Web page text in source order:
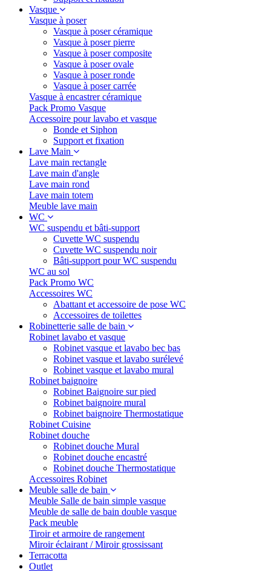
Vasque
Vasque à poser
Vasque à poser céramique
Vasque à poser pierre
Vasque à poser composite
Vasque à poser ovale
Vasque à poser ronde
Vasque à poser carrée
Vasque à encastrer céramique
Pack Promo Vasque
Accessoire pour lavabo et vasque
Bonde et Siphon
Support et fixation
Lave Main
Lave main rectangle
Lave main d'angle
Lave main rond
Lave main totem
Meuble lave main
WC
WC suspendu et bâti-support
Cuvette WC suspendu
Cuvette WC suspendu noir
Bâti-support pour WC suspendu
WC au sol
Pack Promo WC
Accessoires WC
Abattant et accessoire de pose WC
Accessoires de toilettes
Robinetterie salle de bain
Robinet lavabo et vasque
Robinet vasque et lavabo bec bas
Robinet vasque et lavabo surélevé
Robinet vasque et lavabo mural
Robinet baignoire
Robinet Baignoire sur pied
Robinet baignoire mural
Robinet baignoire Thermostatique
Robinet Cuisine
Robinet douche
Robinet douche Mural
Robinet douche encastré
Robinet douche Thermostatique
Accessoires Robinet
Meuble salle de bain
Meuble Salle de bain simple vasque
Meuble de salle de bain double vasque
Pack meuble
Tiroir et armoire de rangement
Miroir éclairant / Miroir grossissant
Terracotta
Outlet